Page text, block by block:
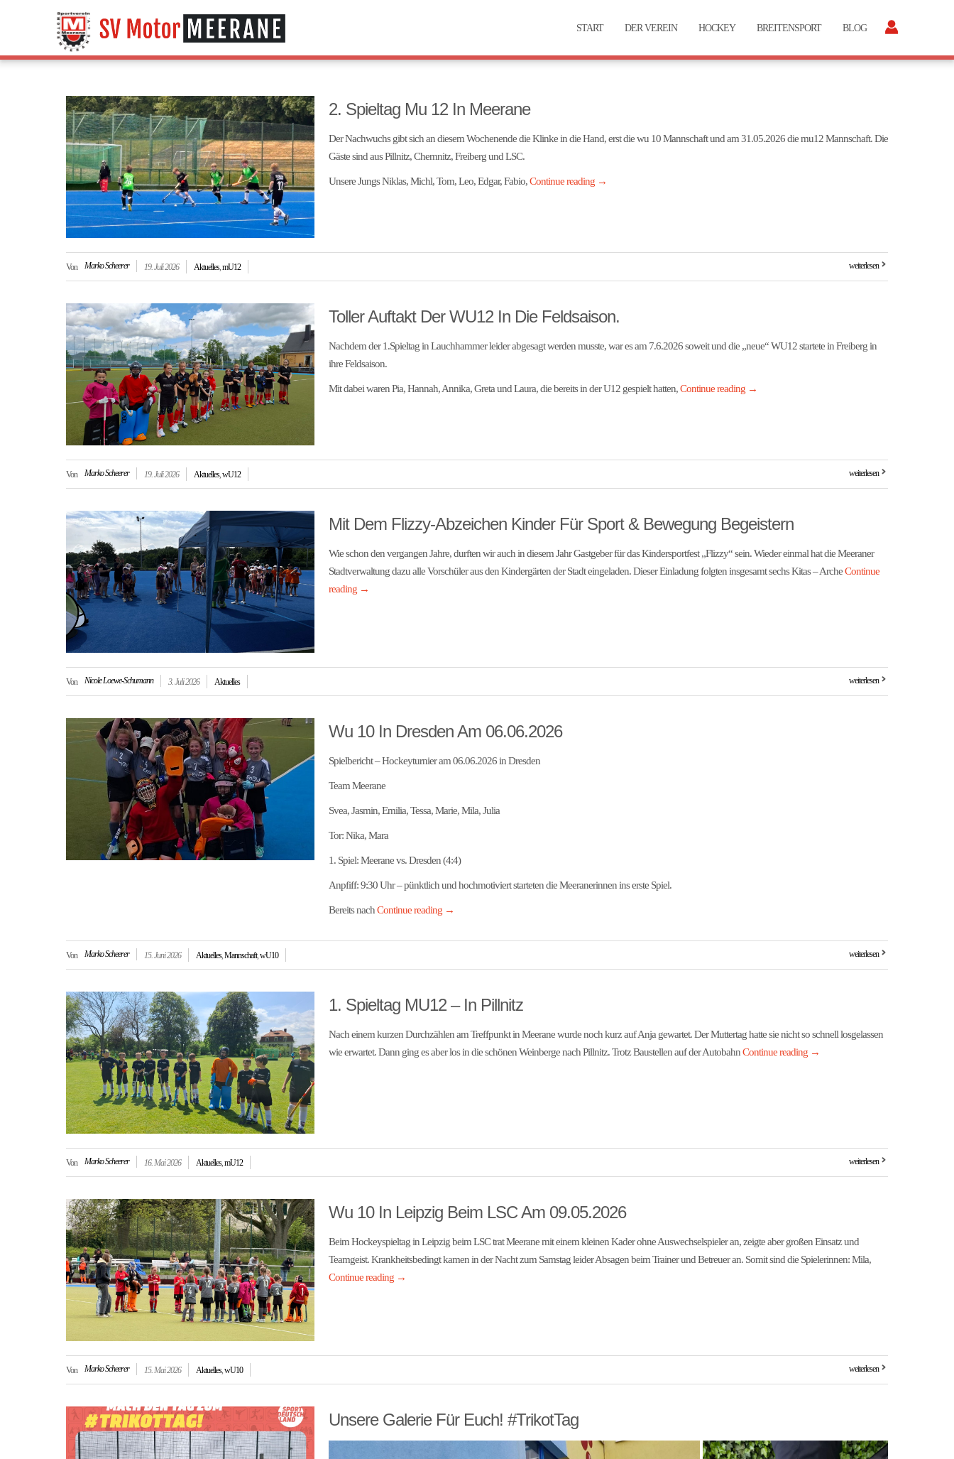
START DER VEREIN HOCKEY BREITENSPORT BLOG
2. Spieltag Mu 12 In Meerane
Der Nachwuchs gibt sich an diesem Wochenende die Klinke in die Hand, erst die wu 10 Mannschaft und am 31.05.2026 die mu12 Mannschaft. Die
Gäste sind aus Pillnitz, Chemnitz, Freiberg und LSC.
Unsere Jungs Niklas, Michl, Tom, Leo, Edgar, Fabio,Continue reading →
Von Marko Scheerer 19. Juli 2026 Aktuelles,mU12 weiterlesen
Toller Auftakt Der WU12 In Die Feldsaison.
Nachdem der 1.Spieltag in Lauchhammer leider abgesagt werden musste, war es am 7.6.2026 soweit und die „neue“ WU12 startete in Freiberg in
ihre Feldsaison.
Mit dabei waren Pia, Hannah, Annika, Greta und Laura, die bereits in der U12 gespielt hatten,Continue reading →
Von Marko Scheerer 19. Juli 2026 Aktuelles,wU12 weiterlesen
Mit Dem Flizzy-Abzeichen Kinder Für Sport & Bewegung Begeistern
Wie schon den vergangen Jahre, durften wir auch in diesem Jahr Gastgeber für das Kindersportfest „Flizzy“ sein. Wieder einmal hat die Meeraner
Stadtverwaltung dazu alle Vorschüler aus den Kindergärten der Stadt eingeladen. Dieser Einladung folgten insgesamt sechs Kitas – ArcheContinue
reading →
Von Nicole Loewe-Schumann 3. Juli 2026 Aktuelles weiterlesen
Wu 10 In Dresden Am 06.06.2026
Spielbericht – Hockeyturnier am 06.06.2026 in Dresden
Team Meerane
Svea, Jasmin, Emilia, Tessa, Marie, Mila, Julia
Tor: Nika, Mara
1. Spiel: Meerane vs. Dresden (4:4)
Anpfiff: 9:30 Uhr – pünktlich und hochmotiviert starteten die Meeranerinnen ins erste Spiel.
Bereits nachContinue reading →
Von Marko Scheerer 15. Juni 2026 Aktuelles,Mannschaft,wU10 weiterlesen
1. Spieltag MU12 – In Pillnitz
Nach einem kurzen Durchzählen am Treffpunkt in Meerane wurde noch kurz auf Anja gewartet. Der Muttertag hatte sie nicht so schnell losgelassen
wie erwartet. Dann ging es aber los in die schönen Weinberge nach Pillnitz. Trotz Baustellen auf der AutobahnContinue reading →
Von Marko Scheerer 16. Mai 2026 Aktuelles,mU12 weiterlesen
Wu 10 In Leipzig Beim LSC Am 09.05.2026
Beim Hockeyspieltag in Leipzig beim LSC trat Meerane mit einem kleinen Kader ohne Auswechselspieler an, zeigte aber großen Einsatz und
Teamgeist. Krankheitsbedingt kamen in der Nacht zum Samstag leider Absagen beim Trainer und Betreuer an. Somit sind die Spielerinnen: Mila,
Continue reading →
Von Marko Scheerer 15. Mai 2026 Aktuelles,wU10 weiterlesen
Unsere Galerie Für Euch! #TrikotTag